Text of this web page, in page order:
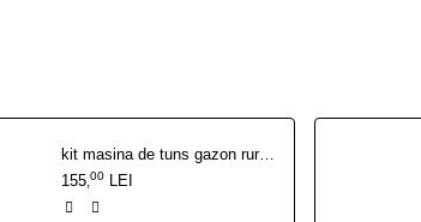
kit masina de tuns gazon ruris 444s {cutit mulching, curea, filtru aer, bujie, kit surub}
155 00 LEI